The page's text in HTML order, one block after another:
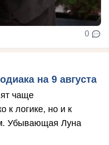
0
на 9 августа
чаще
к логике, но и к
Убывающая Луна